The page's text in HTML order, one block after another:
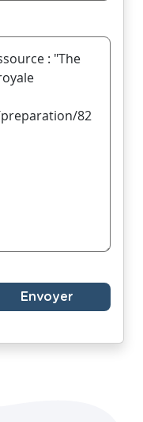
Envoyer